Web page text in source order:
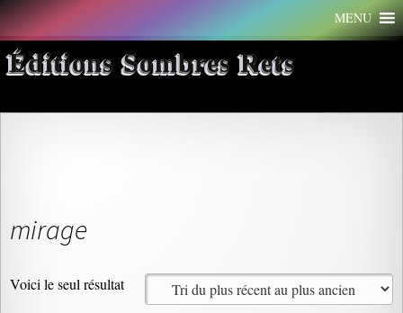
Aller
au
contenu
MENU
Éditions Sombres Rets
mirage
Voici le seul résultat